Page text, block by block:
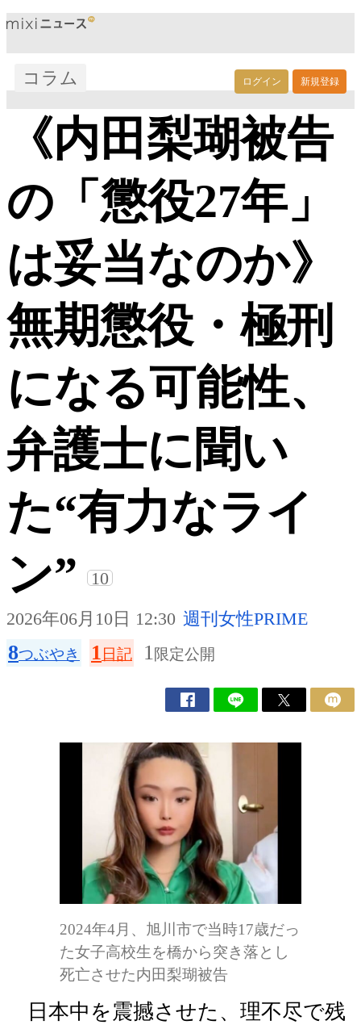
ログイン 新規登録
コラム
《内田梨瑚被告
の「懲役27年」
は妥当なのか》
無期懲役・極刑
になる可能性、
弁護士に聞い
た“有力なライ
ン”
10
2026年06月10日 12:30 週刊女性PRIME
8つぶやき 1 日記 1 限定公開
2024年4月、旭川市で当時17歳だっ
た女子高校生を橋から突き落とし
死亡させた内田梨瑚被告
日本中を震撼させた、理不尽で残